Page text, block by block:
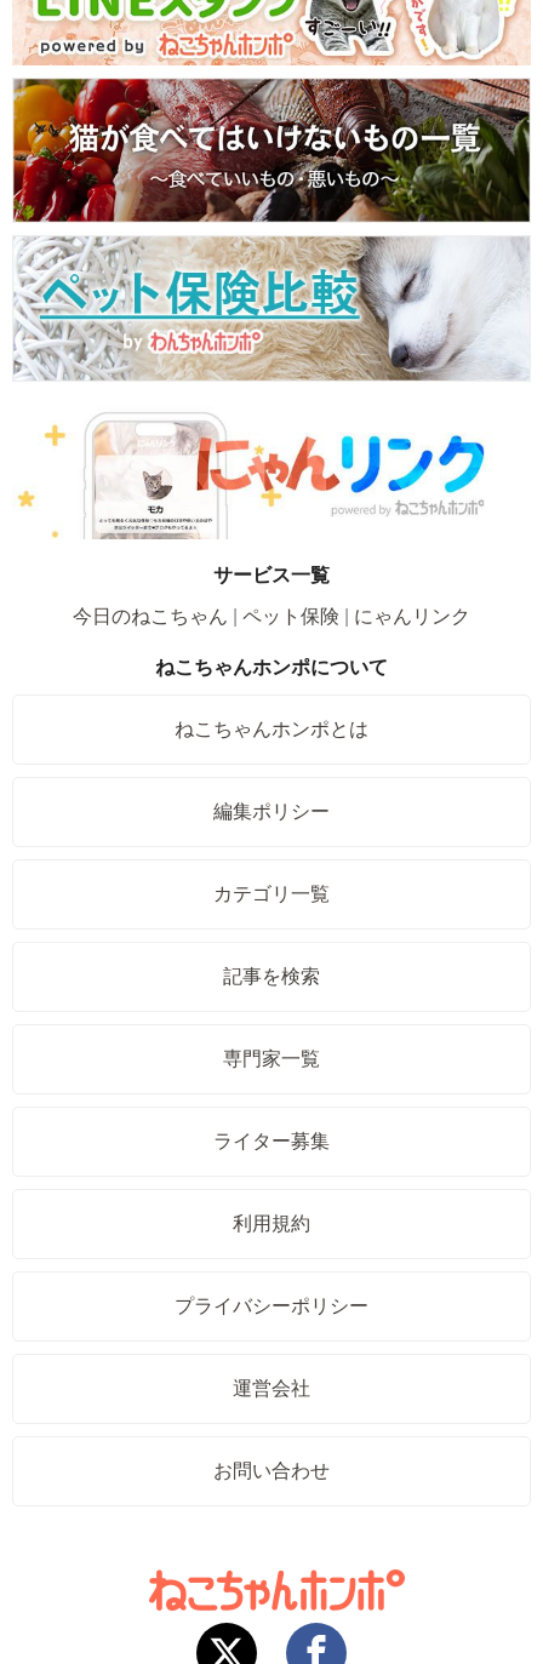
サービス一覧
今日のねこちゃん
ペット保険 にゃんリンク
ねこちゃんホンポについて
ねこちゃんホンポとは
編集ポリシー
カテゴリ一覧
記事を検索
専門家一覧
ライター募集
利用規約
プライバシーポリシー
運営会社
お問い合わせ